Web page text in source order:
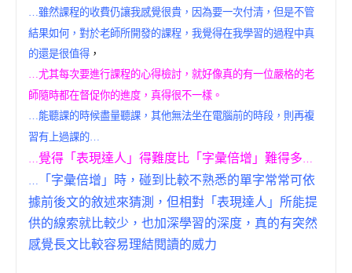
…雖然課程的收費仍讓我感覺很貴，因為要一次付清，但是不管
結果如何，對於老師所開發的課程，我覺得在我學習的過程中真
的還是很值得 ，
…尤其每次要進行課程的心得檢討，就好像真的有一位嚴格的老
師隨時都在督促你的進度，真得很不一樣。
…能聽課的時候盡量聽課，其他無法坐在電腦前的時段，則再複
習有上過課的…
…覺得「表現達人」得難度比「字彙倍增」難得多…
…
「字彙倍增」時，碰到比較不熟悉的單字常常可依
據前後文的敘述來猜測，但相對「表現達人」所能提
供的線索就比較少，也加深學習的深度，真的有突然
感覺長文比較容易理結閱讀的威力